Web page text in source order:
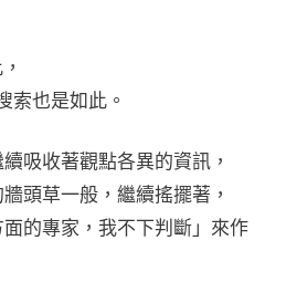
索也是如此。
吸收著觀點各異的資訊，
頭草一般，繼續搖擺著，
的專家，我不下判斷」來作